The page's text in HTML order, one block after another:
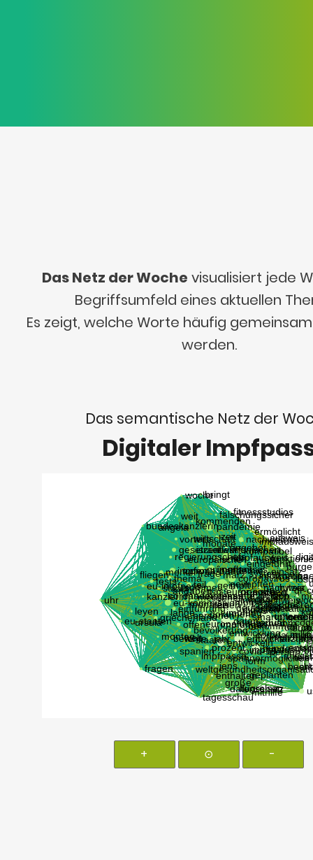
Das Netz der Woche visualisiert jede
Begriffsumfeld eines aktuellen
Es zeigt, welche Worte häufig
werden.
Das semantische Netz der
Digitaler
+ ⊙ -